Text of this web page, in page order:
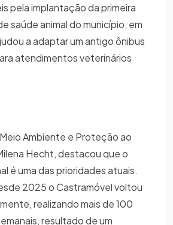
pela implantação da primeira
saúde animal do município, em
a adaptar um antigo ônibus
atendimentos veterinários
Ambiente e Proteção ao
Hecht, destacou que o
é uma das prioridades atuais.
2025 o Castramóvel voltou
realizando mais de 100
resultado de um